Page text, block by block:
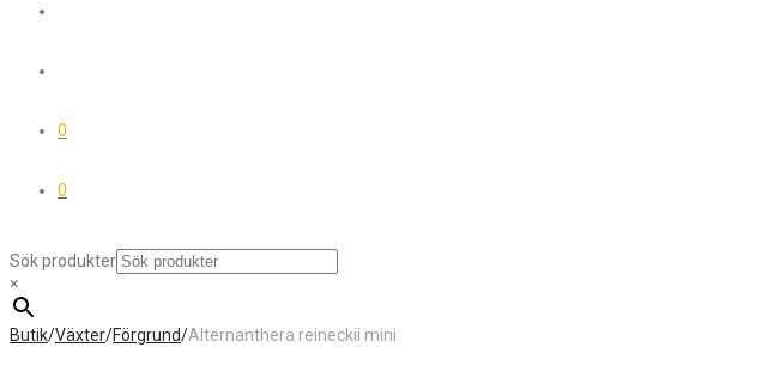
0
0
Sök produkter
×
Butik/Växter/Förgrund/Alternanthera reineckii mini